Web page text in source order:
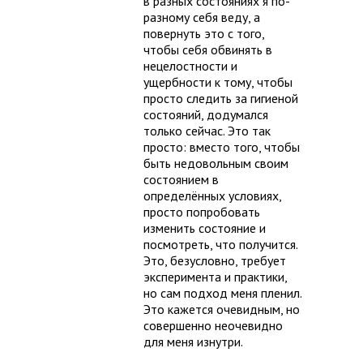
разному себя веду, а
повернуть это с того,
чтобы себя обвинять в
нецелостности и
ущербности к тому, чтобы
просто следить за гигиеной
состояний, додумался
только сейчас. Это так
просто: вместо того, чтобы
быть недовольным своим
состоянием в
определённых условиях,
просто попробовать
изменить состояние и
посмотреть, что получится.
Это, безусловно, требует
эксперимента и практики,
но сам подход меня пленил.
Это кажется очевидным, но
совершенно неочевидно
для меня изнутри.